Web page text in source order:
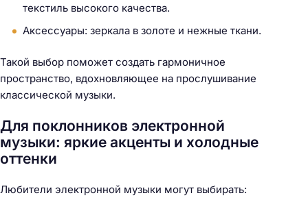
текстиль высокого качества.
Аксессуары: зеркала в золоте и нежные ткани.
Такой выбор поможет создать гармоничное
пространство, вдохновляющее на прослушивание
классической музыки.
Для поклонников электронной
музыки: яркие акценты и холодные
оттенки
Любители электронной музыки могут выбирать: